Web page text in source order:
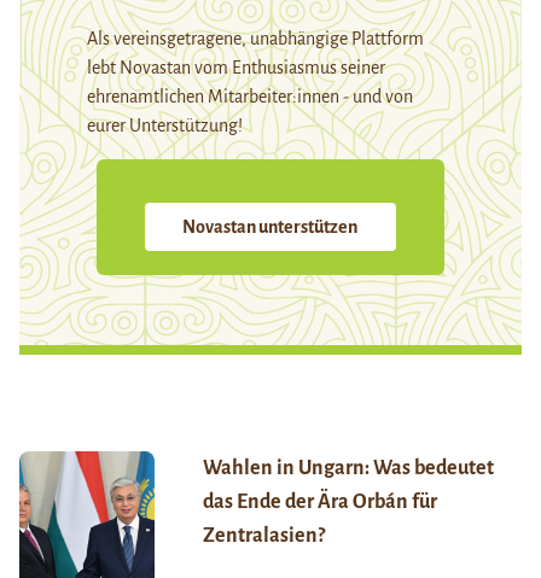
Als vereinsgetragene, unabhängige Plattform
lebt Novastan vom Enthusiasmus seiner
ehrenamtlichen Mitarbeiter:innen - und von
eurer Unterstützung!
Novastan unterstützen
Wahlen in Ungarn: Was bedeutet
das Ende der Ära Orbán für
Zentralasien?